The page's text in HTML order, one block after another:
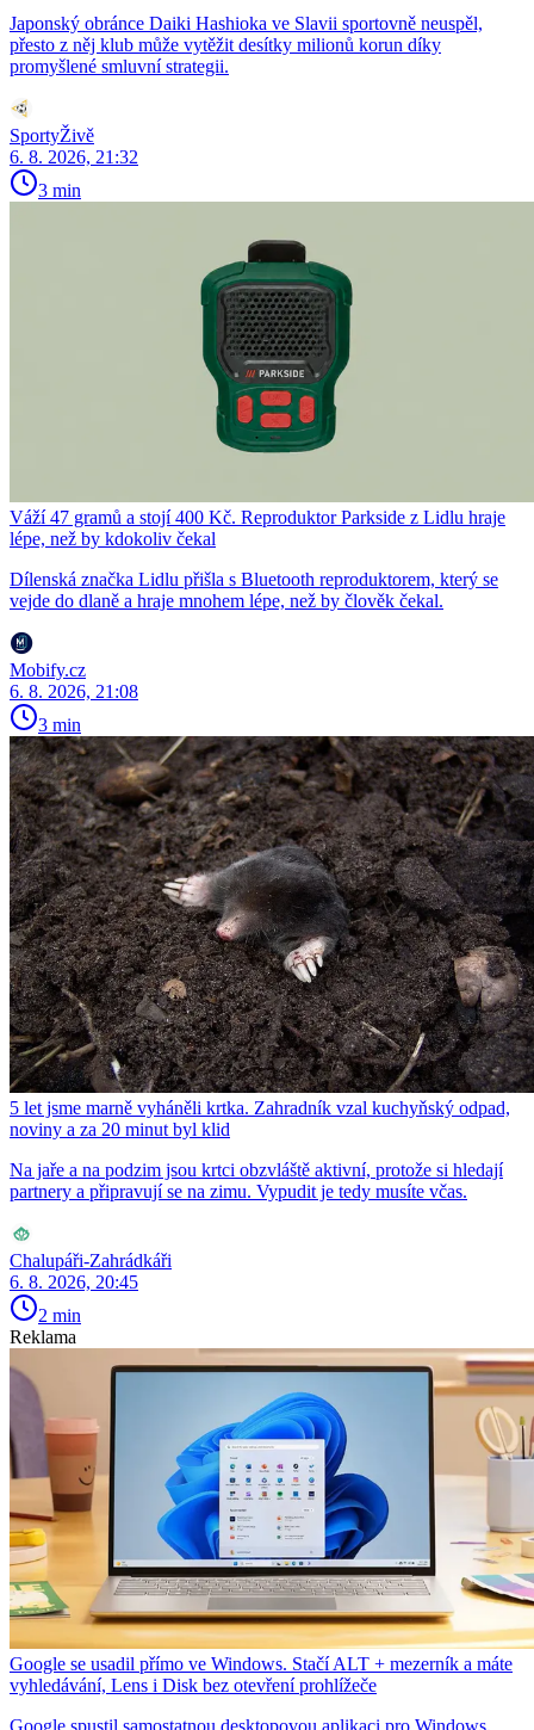
Japonský obránce Daiki Hashioka ve Slavii sportovně neuspěl,
přesto z něj klub může vytěžit desítky milionů korun díky
promyšlené smluvní strategii.
SportyŽivě
6. 8. 2026, 21:32
3 min
Váží 47 gramů a stojí 400 Kč. Reproduktor Parkside z Lidlu hraje
lépe, než by kdokoliv čekal
Dílenská značka Lidlu přišla s Bluetooth reproduktorem, který se
vejde do dlaně a hraje mnohem lépe, než by člověk čekal.
Mobify.cz
6. 8. 2026, 21:08
3 min
5 let jsme marně vyháněli krtka. Zahradník vzal kuchyňský odpad,
noviny a za 20 minut byl klid
Na jaře a na podzim jsou krtci obzvláště aktivní, protože si hledají
partnery a připravují se na zimu. Vypudit je tedy musíte včas.
Chalupáři-Zahrádkáři
6. 8. 2026, 20:45
2 min
Reklama
Google se usadil přímo ve Windows. Stačí ALT + mezerník a máte
vyhledávání, Lens i Disk bez otevření prohlížeče
Google spustil samostatnou desktopovou aplikaci pro Windows,